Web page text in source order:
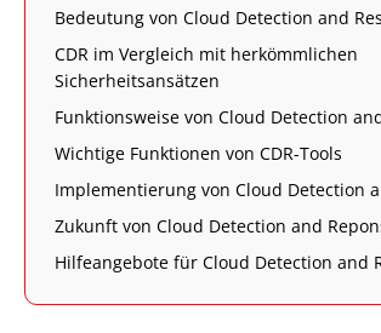
Bedeutung von Cloud Detection and
CDR im Vergleich mit herkömmlichen
Sicherheitsansätzen
Funktionsweise von Cloud Detection
Wichtige Funktionen von CDR-Tools
Implementierung von Cloud Detection
Zukunft von Cloud Detection and
Hilfeangebote für Cloud Detection and